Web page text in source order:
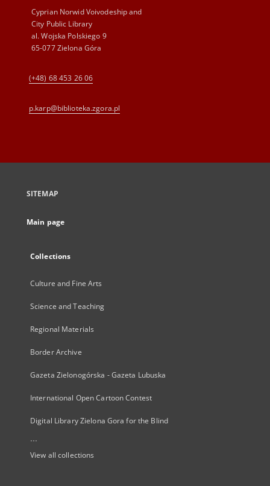
Cyprian Norwid Voivodeship and
City Public Library
al. Wojska Polskiego 9
65-077 Zielona Góra
(+48) 68 453 26 06
p.karp@biblioteka.zgora.pl
SITEMAP
Main page
Collections
Culture and Fine Arts
Science and Teaching
Regional Materials
Border Archive
Gazeta Zielonogórska - Gazeta Lubuska
International Open Cartoon Contest
Digital Library Zielona Gora for the Blind
...
View all collections